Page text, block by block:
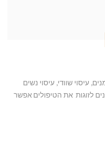
עיסוי שוודי, עיסוי נשים
לזוגות את הטיפולים אפשר